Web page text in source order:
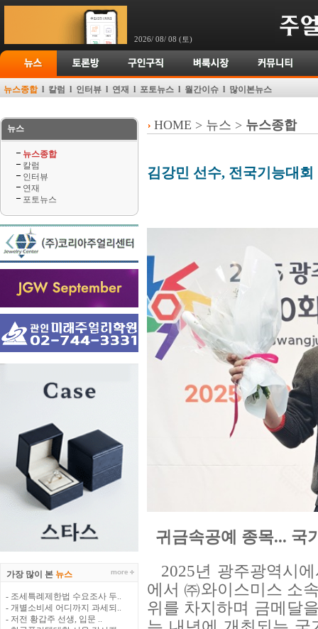
2026/ 08/ 08 (토)
뉴스종합l 칼럼 l 인터뷰 l 연재 l 포토뉴스 l 월간이슈 l 많이본뉴스
뉴스
뉴스종합
칼럼
인터뷰
연재
포토뉴스
가장 많이 본 뉴스
- 조세특례제한법 수요조사 두..
- 개별소비세 어디까지 과세되..
- 저전 황갑주 선생, 입문 ..
HOME > 뉴스 > 뉴스종합
김강민 선수, 전국기능대
귀금속공예 종목... 국
2025년 광주광역시
에서 ㈜와이스미스 소
위를 차지하며 금메달